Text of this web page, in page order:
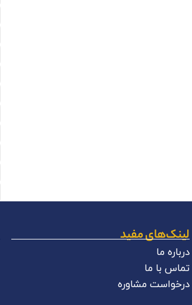
لینک‌های مفید
درباره ما
تماس با ما
درخواست مشاوره